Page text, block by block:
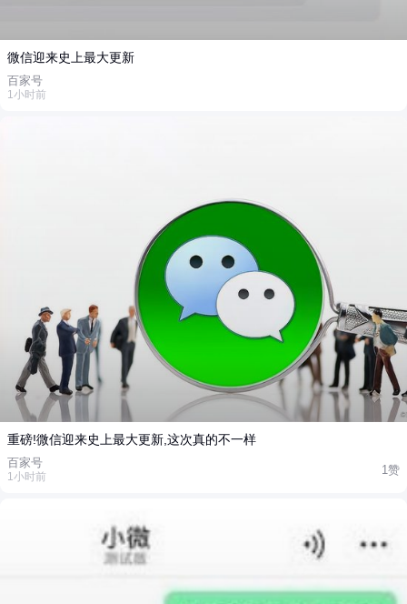
微信迎来史上最大更新
百家号
1小时前
重磅!微信迎来史上最大更新,这次真的不一样
百家号
1小时前
1赞